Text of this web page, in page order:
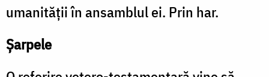
umanității în ansamblul ei. Prin har.
Șarpele